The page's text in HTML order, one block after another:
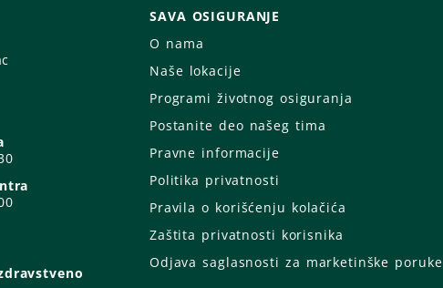
SAVA OSIGURANJE
O nama
Naše lokacije
Programi životnog osiguranja
Postanite deo našeg tima
Pravne informacije
Politika privatnosti
Pravila o korišćenju kolačića
Zaštita privatnosti korisnika
Odjava saglasnosti za marketinške poruke